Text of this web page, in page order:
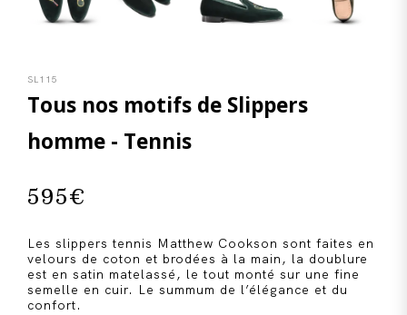
SL115
Tous nos motifs de Slippers
homme - Tennis
595€
Les slippers tennis Matthew Cookson sont faites en
velours de coton et brodées à la main, la doublure
est en satin matelassé, le tout monté sur une fine
semelle en cuir. Le summum de l’élégance et du
confort.